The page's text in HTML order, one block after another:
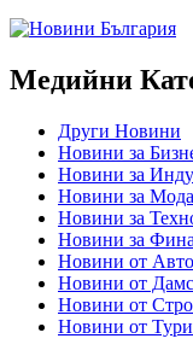
Медийни
Други Новини
Новини за
Новини за
Новини за
Новини за
Новини за
Новини от
Новини от
Новини от
Новини от